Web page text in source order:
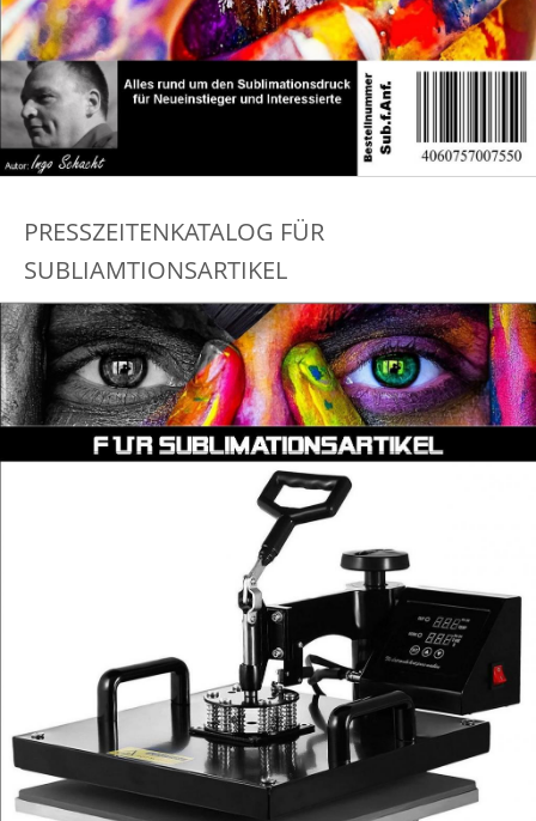
PRESSZEITENKATALOG FÜR
SUBLIAMTIONSARTIKEL